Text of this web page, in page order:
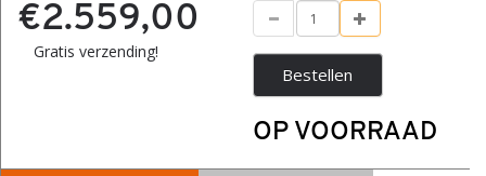
€2.559,00
Gratis verzending!
Bestellen
OP VOORRAAD